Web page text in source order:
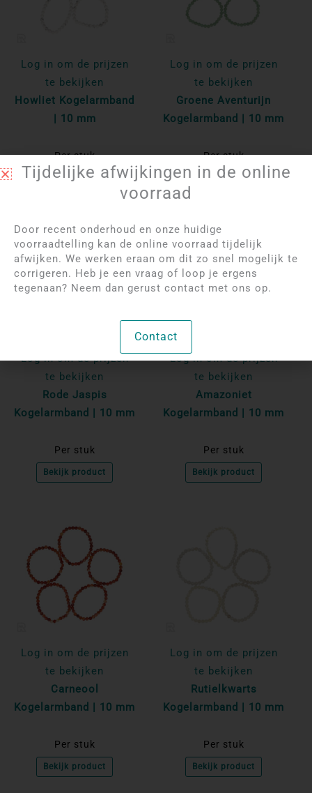
Log in om de prijzen
te bekijken
Howliet Kogelarmband
| 10 mm
Per stuk
Bekijk product
Log in om de prijzen
te bekijken
Groene Aventurijn
Kogelarmband | 10 mm
Per stuk
Bekijk product
Log in om de prijzen
te bekijken
Rode Jaspis
Kogelarmband | 10 mm
Per stuk
Bekijk product
Log in om de prijzen
te bekijken
Amazoniet
Kogelarmband | 10 mm
Per stuk
Bekijk product
Log in om de prijzen
te bekijken
Carneool
Kogelarmband | 10 mm
Per stuk
Bekijk product
Log in om de prijzen
te bekijken
Rutielkwarts
Kogelarmband | 10 mm
Per stuk
Bekijk product
Tijdelijke afwijkingen in de online
voorraad
Door recent onderhoud en onze huidige
voorraadtelling kan de online voorraad tijdelijk
afwijken. We werken eraan om dit zo snel mogelijk te
corrigeren. Heb je een vraag of loop je ergens
tegenaan? Neem dan gerust contact met ons op.
Contact